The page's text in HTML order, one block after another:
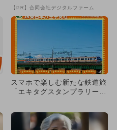
け
【PR】合同会社デジタルファーム
スマホで楽しむ新たな鉄道旅
「エキタグスタンプラリー」
う